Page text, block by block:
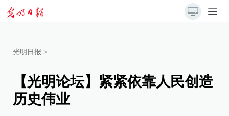
光明日报 >
【光明论坛】紧紧依靠人民创造
历史伟业